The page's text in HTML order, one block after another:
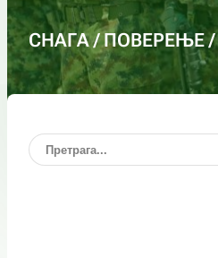
СНАГА / ПОВЕРЕЊЕ